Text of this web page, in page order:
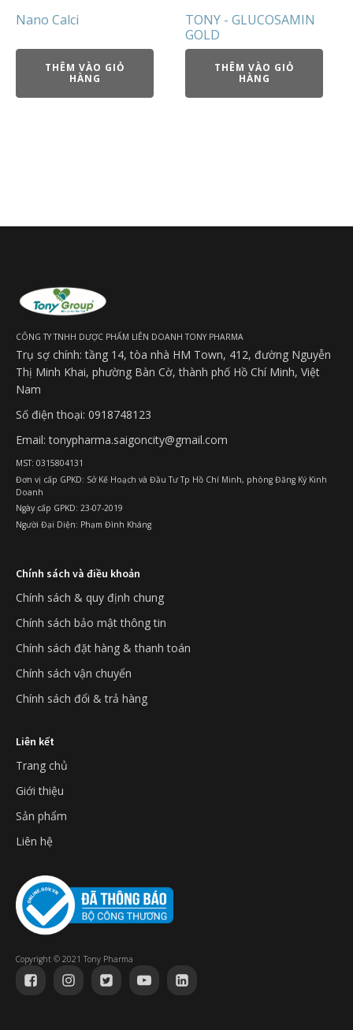
Nano Calci
THÊM VÀO GIỎ
HÀNG
TONY - GLUCOSAMIN
GOLD
THÊM VÀO GIỎ
HÀNG
CÔNG TY TNHH DƯỢC PHẨM LIÊN DOANH TONY PHARMA
Trụ sợ chính: tầng 14, tòa nhà HM Town, 412, đường Nguyễn
Thị Minh Khai, phường Bàn Cờ, thành phố Hồ Chí Minh, Việt
Nam
Số điện thoại: 0918748123
Email: tonypharma.saigoncity@gmail.com
MST: 0315804131
Đơn vị cấp GPKD: Sở Kế Hoạch và Đầu Tư Tp Hồ Chí Minh, phòng Đăng Ký Kinh
Doanh
Ngày cấp GPKD: 23-07-2019
Người Đại Diện: Phạm Đình Kháng
Chính sách và điều khoản
Chính sách & quy định chung
Chính sách bảo mật thông tin
Chính sách đặt hàng & thanh toán
Chính sách vận chuyển
Chính sách đổi & trả hàng
Liên kết
Trang chủ
Giới thiệu
Sản phẩm
Liên hệ
Copyright © 2021 Tony Pharma